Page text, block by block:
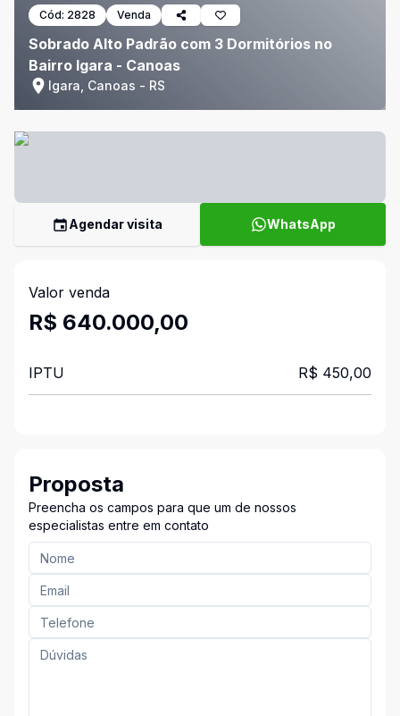
Cód: 2828 Venda
Sobrado Alto Padrão com 3 Dormitórios no
Bairro Igara - Canoas
Igara, Canoas - RS
Agendar visita WhatsApp
Valor venda
R$ 640.000,00
IPTU R$ 450,00
Proposta
Preencha os campos para que um de nossos
especialistas entre em contato